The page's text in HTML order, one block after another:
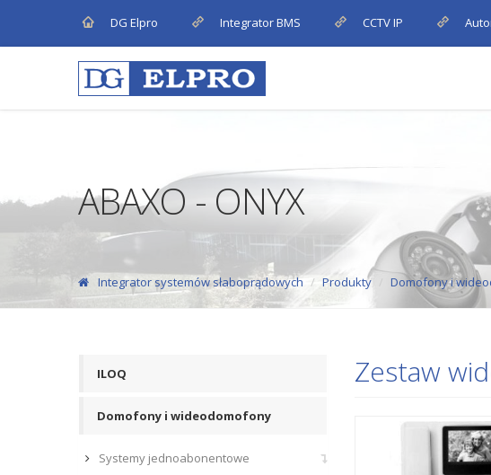
DG Elpro Integrator BMS CCTV IP
ABAXO - ONYX
Integrator systemów słaboprądowych Produkty Domofony i
Zestaw
ILOQ
Domofony i wideodomofony
Systemy jednoabonentowe